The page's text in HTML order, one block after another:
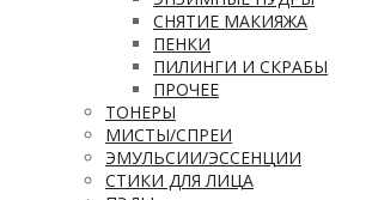
СНЯТИЕ МАКИЯЖА
ПЕНКИ
ПИЛИНГИ И СКРАБЫ
ПРОЧЕЕ
ТОНЕРЫ
МИСТЫ/СПРЕИ
ЭМУЛЬСИИ/ЭССЕНЦИИ
СТИКИ ДЛЯ ЛИЦА